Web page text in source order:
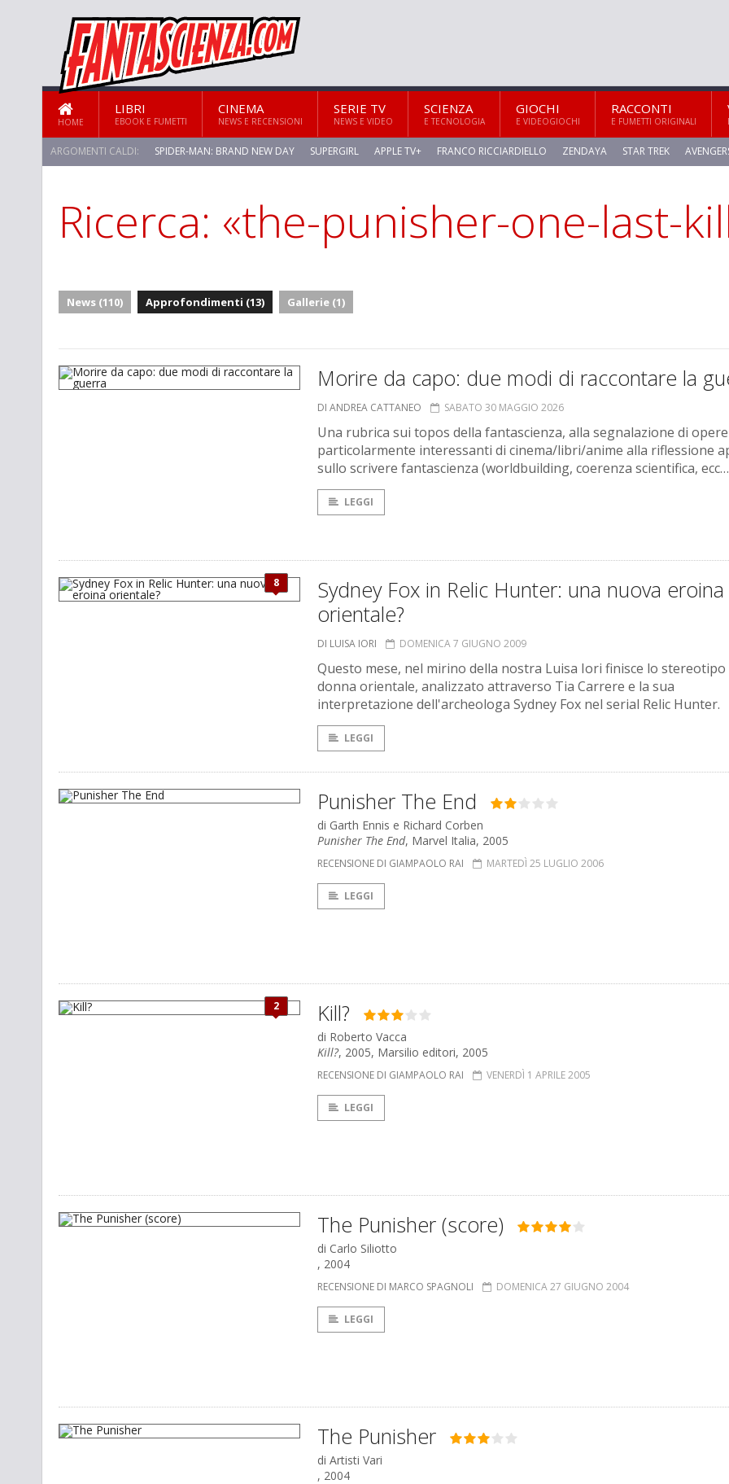
HOME
LIBRI
EBOOK E FUMETTI
CINEMA
NEWS E RECENSIONI
SERIE TV
NEWS E VIDEO
SCIENZA
E TECNOLOGIA
GIOCHI
E VIDEOGIOCHI
RACCONTI
E FUMETTI ORIGINALI
ARGOMENTI CALDI: SPIDER-MAN: BRAND NEW DAY SUPERGIRL APPLE TV+ FRANCO RICCIARDIELLO ZENDAYA STAR TREK
STAR TREK: STRANGE NEW WORLDS
Ricerca: «the-punisher-one-last-
News (110) Approfondimenti (13) Gallerie (1)
Morire da capo: due modi di raccontare la
DI ANDREA CATTANEO SABATO 30 MAGGIO 2026
Una rubrica sui topos della fantascienza, alla segnalazione di opere
particolarmente interessanti di cinema/libri/anime alla riflessione
sullo scrivere fantascienza (worldbuilding, coerenza scientifica,
LEGGI
8
Sydney Fox in Relic Hunter: una nuova eroina
orientale?
DI LUISA IORI DOMENICA 7 GIUGNO 2009
Questo mese, nel mirino della nostra Luisa Iori finisce lo stereotipo
donna orientale, analizzato attraverso Tia Carrere e la sua
interpretazione dell'archeologa Sydney Fox nel serial Relic Hunter.
LEGGI
Punisher The End
di Garth Ennis e Richard Corben
Punisher The End, Marvel Italia, 2005
RECENSIONE DI GIAMPAOLO RAI MARTEDÌ 25 LUGLIO 2006
LEGGI
2 Kill?
di Roberto Vacca
Kill?, 2005, Marsilio editori, 2005
RECENSIONE DI GIAMPAOLO RAI VENERDÌ 1 APRILE 2005
LEGGI
The Punisher (score)
di Carlo Siliotto
, 2004
RECENSIONE DI MARCO SPAGNOLI DOMENICA 27 GIUGNO 2004
LEGGI
The Punisher
di Artisti Vari
, 2004